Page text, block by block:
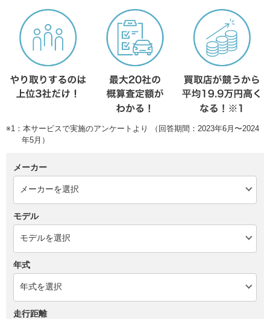
※1：本サービスで実施のアンケートより （回答期間：2023年6月〜2024
年5月）
メーカー
モデル
年式
走行距離